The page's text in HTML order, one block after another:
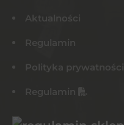
Aktualności
Regulamin
Polityka prywatności
Regulamin